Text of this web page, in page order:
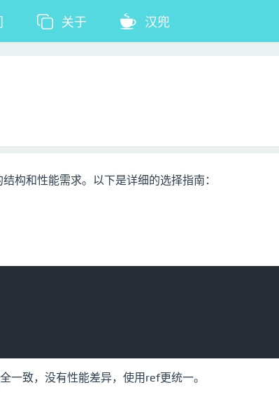
关于 汉兜
构和性能需求。以下是详细的选择指南：
一致，没有性能差异，使用ref更统一。